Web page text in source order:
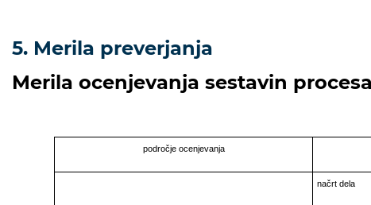
5. Merila preverjanja
Merila ocenjevanja sestavin
področje ocenjevanja
načrt dela